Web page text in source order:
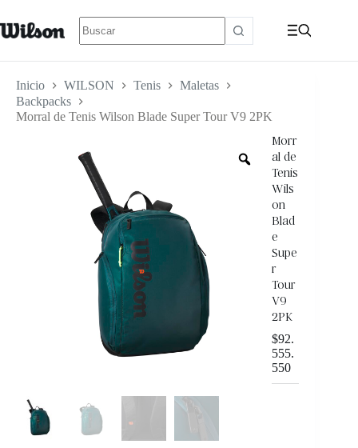
Inicio WILSON Tenis
Maletas
Backpacks
Morral de Tenis Wilson Blade Super Tour V9 2PK
Morr
al de
Tenis
Wils
on
Blad
e
Supe
r
Tour
V9
2PK
$92.
555.
550